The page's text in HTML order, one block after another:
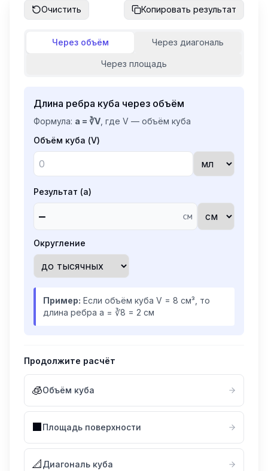
Очистить Копировать результат
Через объём Через диагональ
Через площадь
Длина ребра куба через объём
Формула: a = ∛V , где V — объём куба
Объём куба (V)
Результат (a)
— см
Округление
Пример: Если объём куба V = 8 см³, то
длина ребра a = ∛8 = 2 см
Продолжите расчёт
🧊Объём куба
Площадь поверхности
📐 Диагональ куба